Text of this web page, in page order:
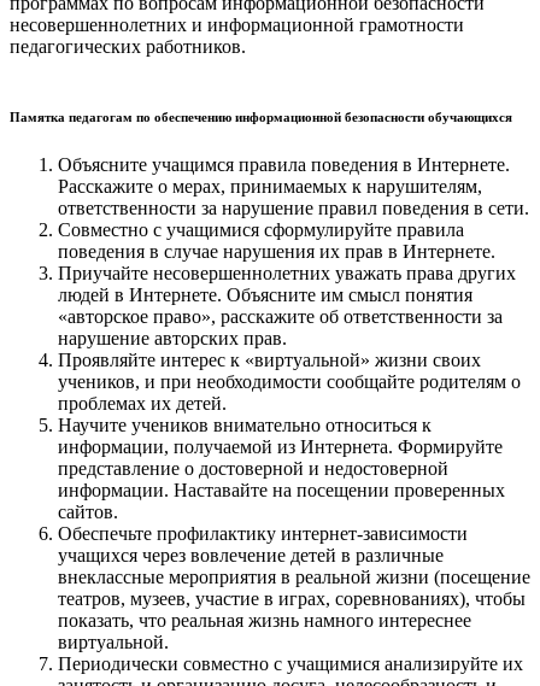
несовершеннолетних и информационной грамотности
педагогических работников.
Памятка педагогам по обеспечению информационной безопасности обучающихся
Объясните учащимся правила поведения в Интернете.
Расскажите о мерах, принимаемых к нарушителям,
ответственности за нарушение правил поведения в сети.
Совместно с учащимися сформулируйте правила
поведения в случае нарушения их прав в Интернете.
Приучайте несовершеннолетних уважать права других
людей в Интернете. Объясните им смысл понятия
«авторское право», расскажите об ответственности за
нарушение авторских прав.
Проявляйте интерес к «виртуальной» жизни своих
учеников, и при необходимости сообщайте родителям о
проблемах их детей.
Научите учеников внимательно относиться к
информации, получаемой из Интернета. Формируйте
представление о достоверной и недостоверной
информации. Наставайте на посещении проверенных
сайтов.
Обеспечьте профилактику интернет-зависимости
учащихся через вовлечение детей в различные
внеклассные мероприятия в реальной жизни (посещение
театров, музеев, участие в играх, соревнованиях), чтобы
показать, что реальная жизнь намного интереснее
виртуальной.
Периодически совместно с учащимися анализируйте их